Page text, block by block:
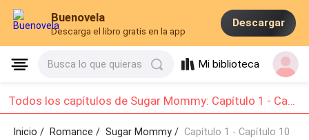
Buenovela
Descarga el libro gratis en la app
Descargar
Busca lo que quieras Mi biblioteca
Todos los capítulos de Sugar Mommy: Capítulo 1 - Capítulo 10
Inicio / Romance/Sugar Mommy / Capítulo 1 - Capítulo 10